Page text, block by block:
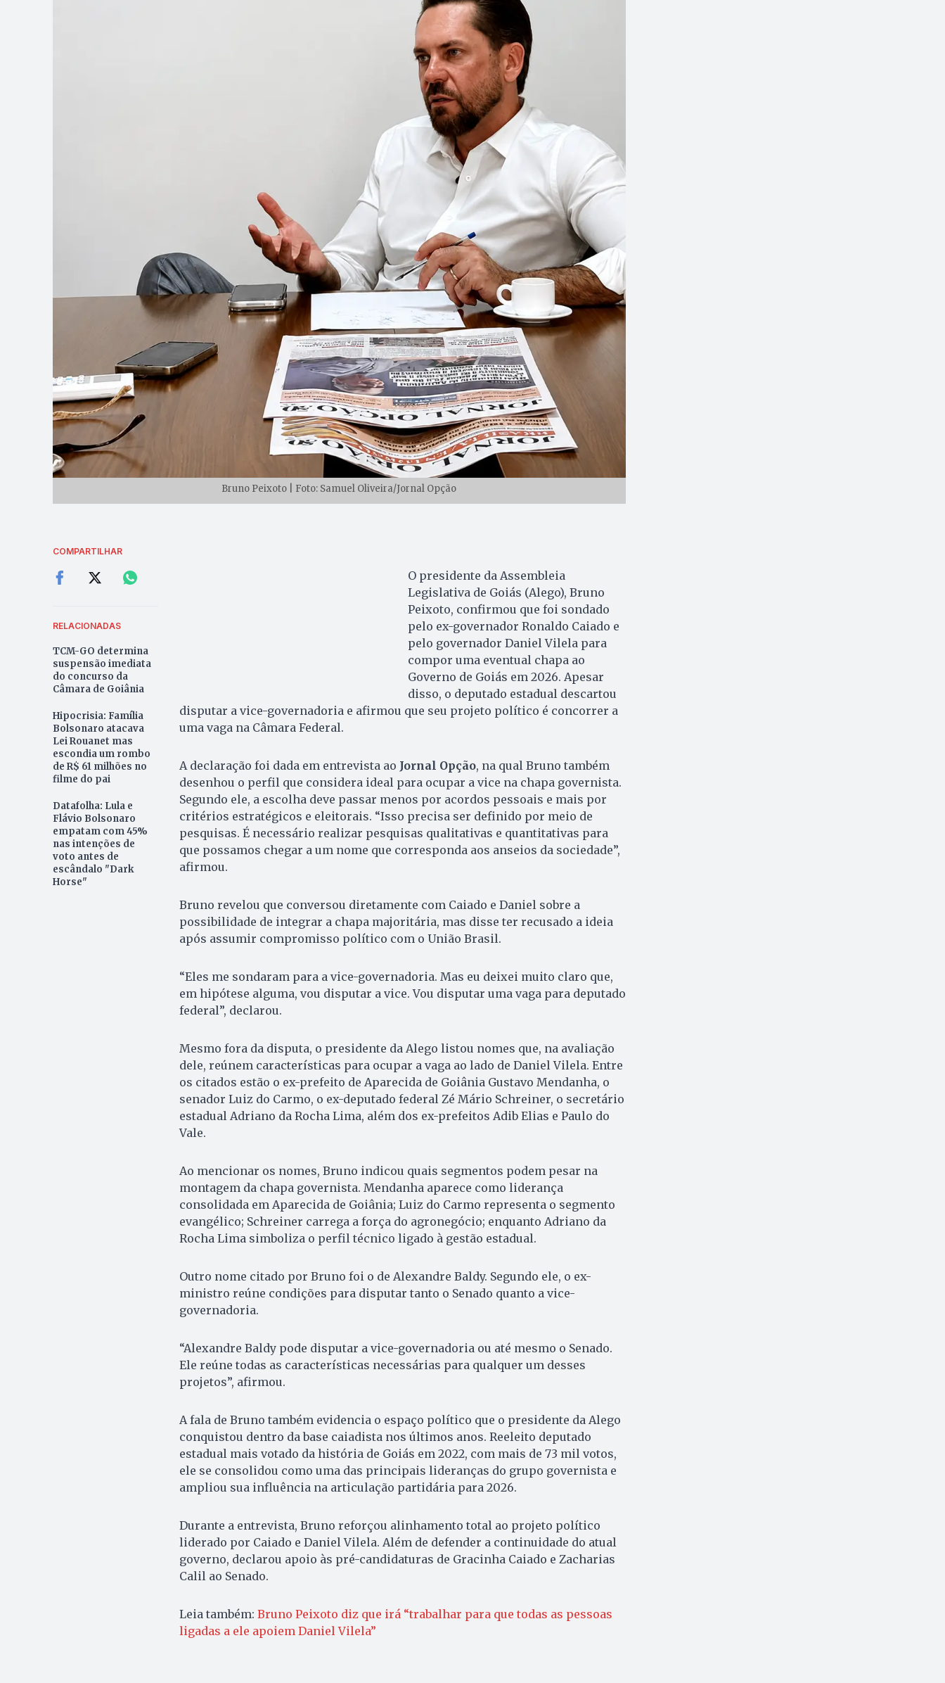
Bruno Peixoto | Foto: Samuel Oliveira/Jornal Opção
COMPARTILHAR
RELACIONADAS
TCM-GO determina
suspensão imediata
do concurso da
Câmara de Goiânia
Hipocrisia: Família
Bolsonaro atacava
Lei Rouanet mas
escondia um rombo
de R$ 61 milhões no
filme do pai
Datafolha: Lula e
Flávio Bolsonaro
empatam com 45%
nas intenções de
voto antes de
escândalo "Dark
Horse"
O presidente da Assembleia
Legislativa de Goiás (Alego), Bruno
Peixoto, confirmou que foi sondado
pelo ex-governador Ronaldo Caiado e
pelo governador Daniel Vilela para
compor uma eventual chapa ao
Governo de Goiás em 2026. Apesar
disso, o deputado estadual descartou
disputar a vice-governadoria e afirmou que seu projeto político é concorrer a
uma vaga na Câmara Federal.
A declaração foi dada em entrevista ao Jornal Opção, na qual Bruno também
desenhou o perfil que considera ideal para ocupar a vice na chapa governista.
Segundo ele, a escolha deve passar menos por acordos pessoais e mais por
critérios estratégicos e eleitorais. “Isso precisa ser definido por meio de
pesquisas. É necessário realizar pesquisas qualitativas e quantitativas para
que possamos chegar a um nome que corresponda aos anseios da sociedade”,
afirmou.
Bruno revelou que conversou diretamente com Caiado e Daniel sobre a
possibilidade de integrar a chapa majoritária, mas disse ter recusado a ideia
após assumir compromisso político com o União Brasil.
“Eles me sondaram para a vice-governadoria. Mas eu deixei muito claro que,
em hipótese alguma, vou disputar a vice. Vou disputar uma vaga para deputado
federal”, declarou.
Mesmo fora da disputa, o presidente da Alego listou nomes que, na avaliação
dele, reúnem características para ocupar a vaga ao lado de Daniel Vilela. Entre
os citados estão o ex-prefeito de Aparecida de Goiânia Gustavo Mendanha, o
senador Luiz do Carmo, o ex-deputado federal Zé Mário Schreiner, o secretário
estadual Adriano da Rocha Lima, além dos ex-prefeitos Adib Elias e Paulo do
Vale.
Ao mencionar os nomes, Bruno indicou quais segmentos podem pesar na
montagem da chapa governista. Mendanha aparece como liderança
consolidada em Aparecida de Goiânia; Luiz do Carmo representa o segmento
evangélico; Schreiner carrega a força do agronegócio; enquanto Adriano da
Rocha Lima simboliza o perfil técnico ligado à gestão estadual.
Outro nome citado por Bruno foi o de Alexandre Baldy. Segundo ele, o ex-
ministro reúne condições para disputar tanto o Senado quanto a vice-
governadoria.
“Alexandre Baldy pode disputar a vice-governadoria ou até mesmo o Senado.
Ele reúne todas as características necessárias para qualquer um desses
projetos”, afirmou.
A fala de Bruno também evidencia o espaço político que o presidente da Alego
conquistou dentro da base caiadista nos últimos anos. Reeleito deputado
estadual mais votado da história de Goiás em 2022, com mais de 73 mil votos,
ele se consolidou como uma das principais lideranças do grupo governista e
ampliou sua influência na articulação partidária para 2026.
Durante a entrevista, Bruno reforçou alinhamento total ao projeto político
liderado por Caiado e Daniel Vilela. Além de defender a continuidade do atual
governo, declarou apoio às pré-candidaturas de Gracinha Caiado e Zacharias
Calil ao Senado.
Leia também: Bruno Peixoto diz que irá “trabalhar para que todas as pessoas
ligadas a ele apoiem Daniel Vilela”